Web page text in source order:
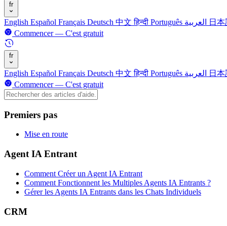
fr
English Español Français Deutsch 中文हिन्दी Português
日
Commencer — C'est gratuit
fr
English Español Français Deutsch 中文हिन्दी Português
日
Commencer — C'est gratuit
Premiers pas
Mise en route
Agent IA Entrant
Comment Créer un Agent IA Entrant
Comment Fonctionnent les Multiples Agents IA Entrants ?
Gérer les Agents IA Entrants dans les Chats Individuels
CRM